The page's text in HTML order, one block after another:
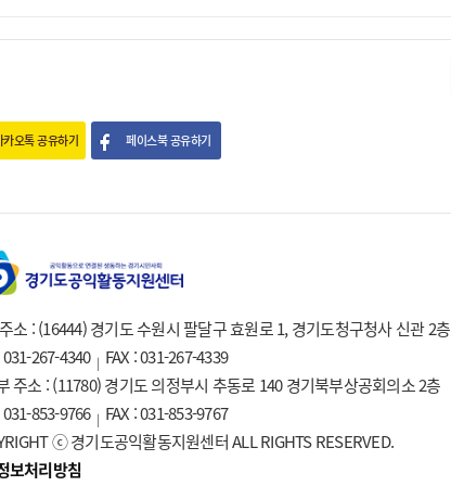
카오톡 공유하기 페이스북 공유하기
소 : (16444) 경기도 수원시 팔달구 효원로 1, 경기도청구청사 신관 2층
267-4340 | FAX : 031-267-4339
주소 : (11780) 경기도 의정부시 추동로 140 경기북부상공회의소 2층
853-9766 | FAX : 031-853-9767
ⓒ 경기도공익활동지원센터 ALL RIGHTS RESERVED.
보처리방침